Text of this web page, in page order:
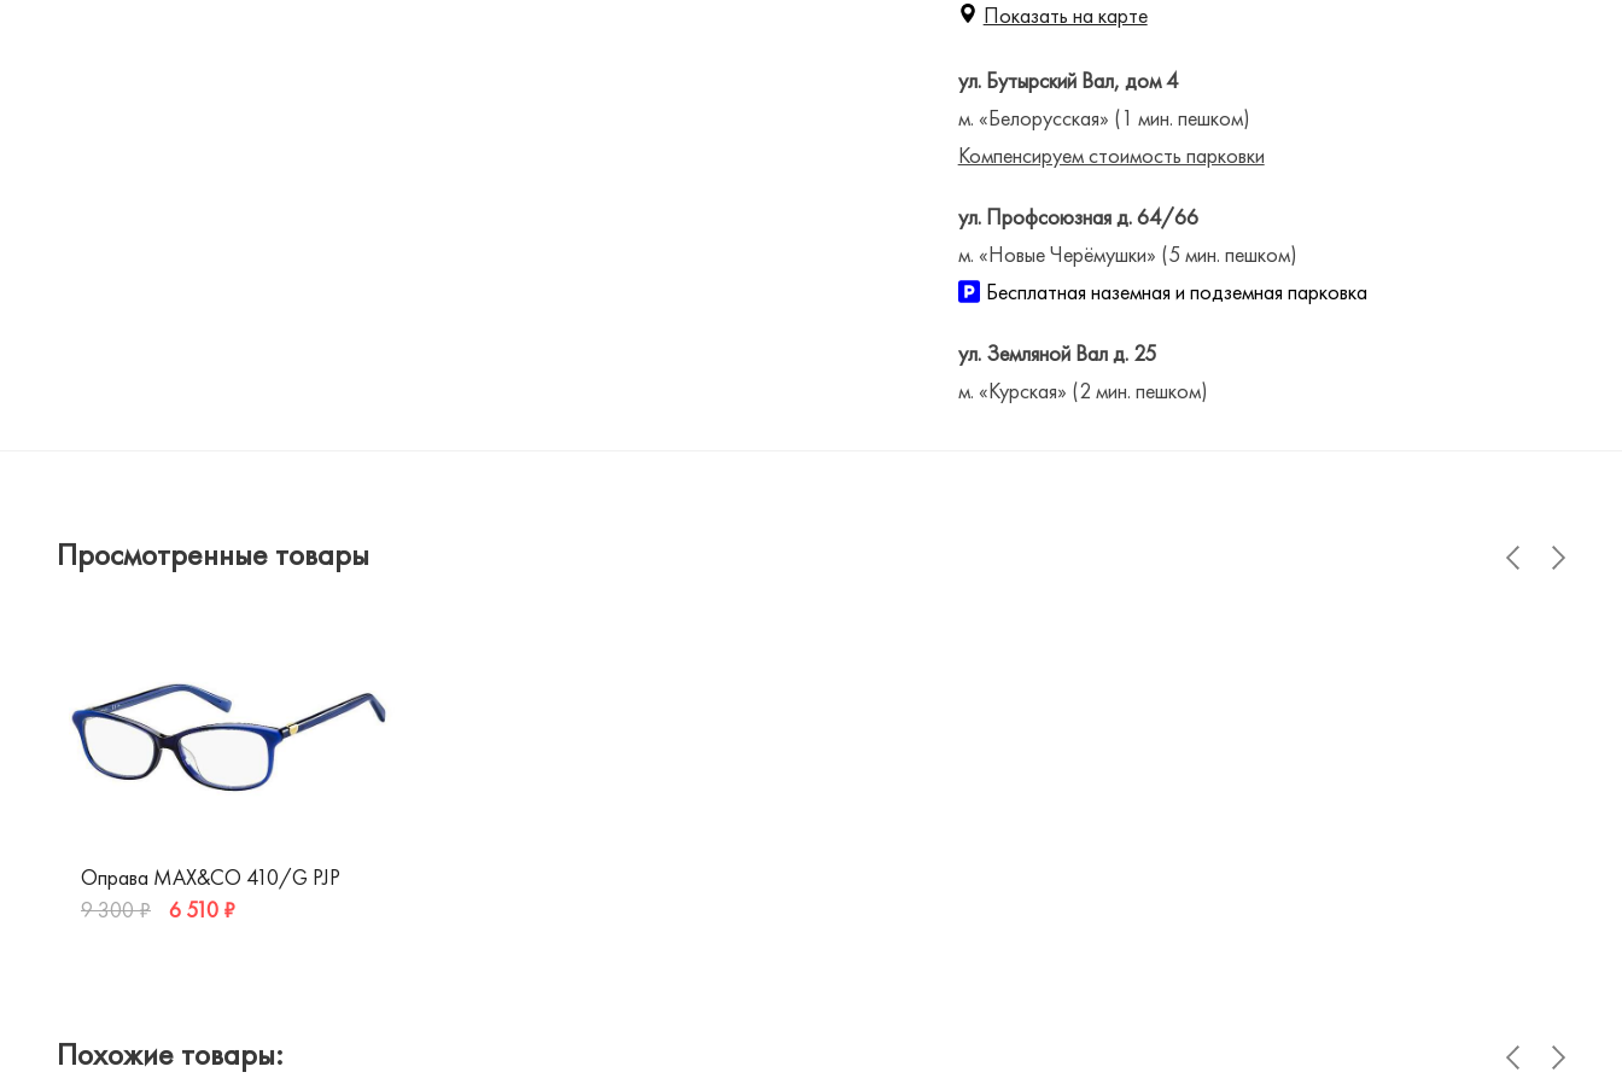
Показать на карте
ул. Бутырский Вал, дом 4
м. «Белорусская» (1 мин. пешком)
Компенсируем стоимость парковки
ул. Профсоюзная д. 64/66
м. «Новые Черёмушки» (5 мин. пешком)
Бесплатная наземная и подземная парковка
ул. Земляной Вал д. 25
м. «Курская» (2 мин. пешком)
Просмотренные товары
Оправа MAX&CO 410/G PJP
9 300 ₽
6 510 ₽
Похожие товары: